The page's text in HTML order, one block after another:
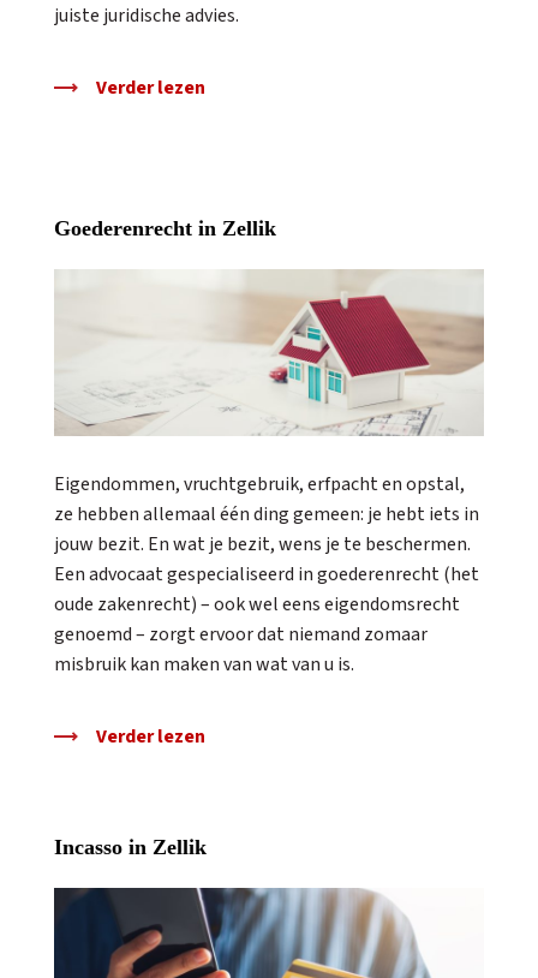
juiste juridische advies.
Verder lezen
Goederenrecht in Zellik
Eigendommen, vruchtgebruik, erfpacht en opstal,
ze hebben allemaal één ding gemeen: je hebt iets in
jouw bezit. En wat je bezit, wens je te beschermen.
Een advocaat gespecialiseerd in goederenrecht (het
oude zakenrecht) – ook wel eens eigendomsrecht
genoemd – zorgt ervoor dat niemand zomaar
misbruik kan maken van wat van u is.
Verder lezen
Incasso in Zellik